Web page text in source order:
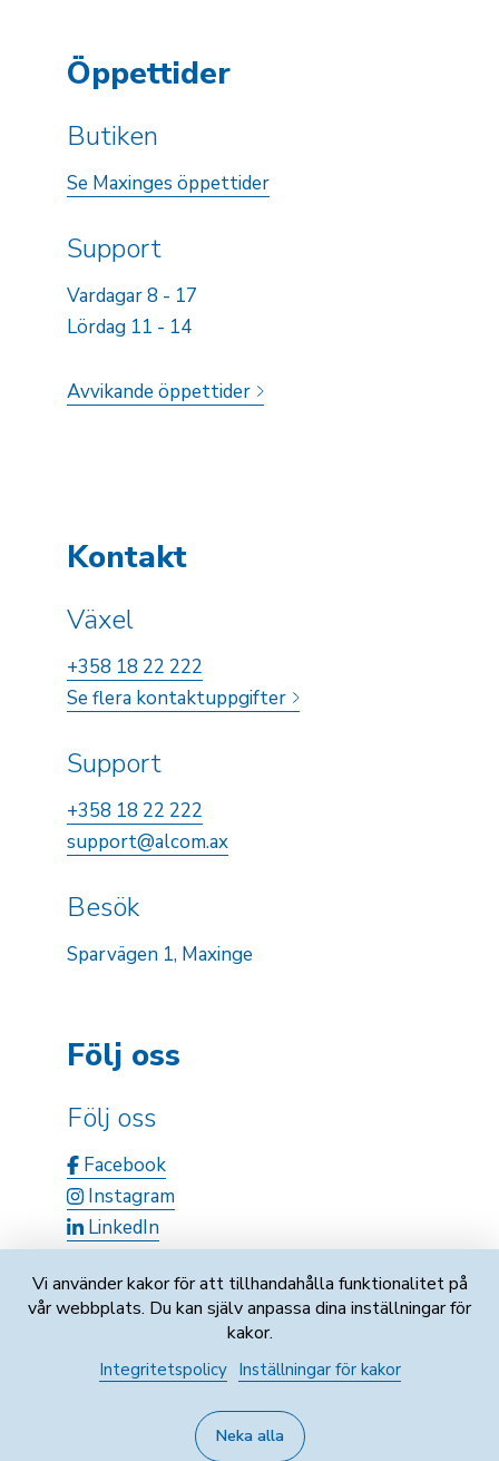
Öppettider
Butiken
Se Maxinges öppettider
Support
Vardagar 8 - 17
Lördag 11 - 14
Avvikande öppettider
Kontakt
Växel
+358 18 22 222
Se flera kontaktuppgifter
Support
+358 18 22 222
support@alcom.ax
Besök
Sparvägen 1, Maxinge
Följ oss
Följ oss
Facebook
Instagram
LinkedIn
Fo-nummer: 0747121-9
Integritetspolicy
Vi använder kakor för att tillhandahålla funktionalitet på
vår webbplats. Du kan själv anpassa dina inställningar för
kakor.
Integritetspolicy Inställningar för kakor
Neka alla